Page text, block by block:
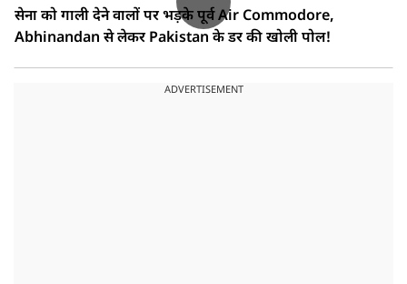
सेना को गाली देने वालों पर भड़के पूर्व Air Commodore,
Abhinandan से लेकर Pakistan के डर की खोली पोल!
ADVERTISEMENT